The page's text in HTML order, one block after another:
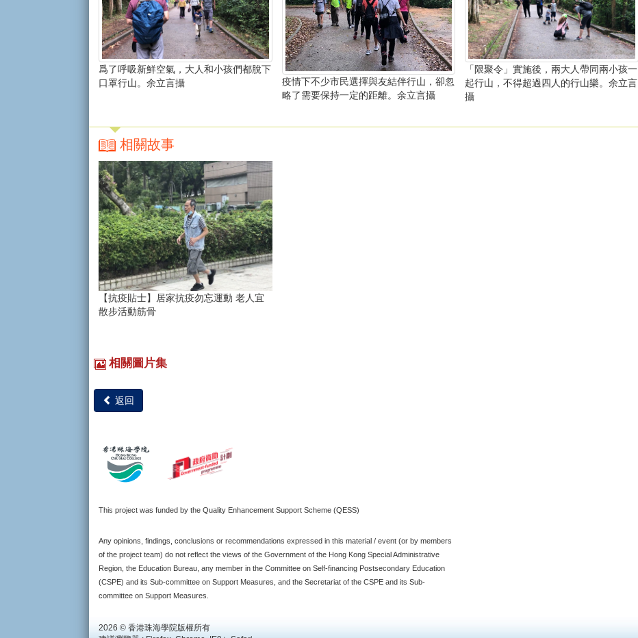
爲了呼吸新鮮空氣，大人和小孩們都脫下
口罩行山。余立言攝
疫情下不少市民選擇與友結伴行山，卻忽
略了需要保持一定的距離。余立言攝
「限聚令」實施後，兩大人帶同兩小孩一
起行山，不得超過四人的行山樂。余立言
攝
相關故事
【抗疫貼士】居家抗疫勿忘運動 老人宜
散步活動筋骨
相關圖片集
返回
This project was funded by the Quality Enhancement Support Scheme (QESS)
Any opinions, findings, conclusions or recommendations expressed in this material / event (or by members
of the project team) do not reflect the views of the Government of the Hong Kong Special Administrative
Region, the Education Bureau, any member in the Committee on Self-financing Postsecondary Education
(CSPE) and its Sub-committee on Support Measures, and the Secretariat of the CSPE and its Sub-
committee on Support Measures.
2026 © 香港珠海學院版權所有